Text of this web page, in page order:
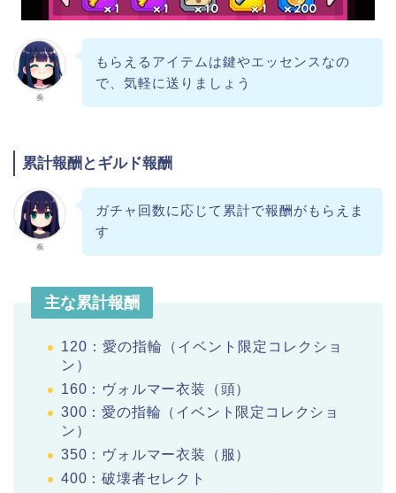
奏
もらえるアイテムは鍵やエッセンスなの
で、気軽に送りましょう
累計報酬とギルド報酬
奏
ガチャ回数に応じて累計で報酬がもらえま
す
主な累計報酬
120：愛の指輪（イベント限定コレクショ
ン）
160：ヴォルマー衣装（頭）
300：愛の指輪（イベント限定コレクショ
ン）
350：ヴォルマー衣装（服）
400：破壊者セレクト